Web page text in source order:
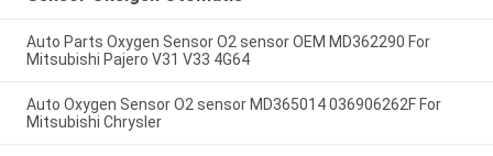
Auto Parts Oxygen Sensor O2 sensor OEM MD362290 For
Mitsubishi Pajero V31 V33 4G64
Auto Oxygen Sensor O2 sensor MD365014 036906262F For
Mitsubishi Chrysler